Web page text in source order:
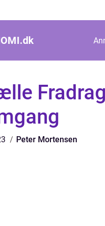
dk
Peter Mortensen